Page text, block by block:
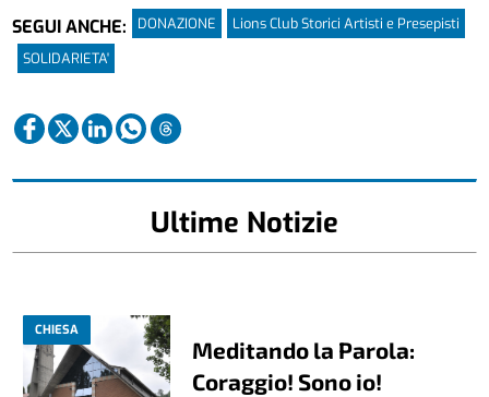
SEGUI ANCHE:
DONAZIONE
Lions Club Storici Artisti e Presepisti
SOLIDARIETA'
Ultime Notizie
CHIESA
Meditando la Parola:
Coraggio! Sono io!